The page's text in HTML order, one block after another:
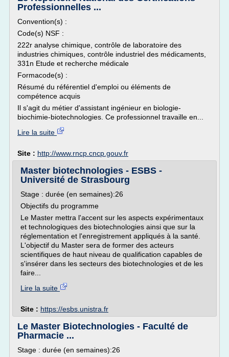
Professionnelles ...
Convention(s) :
Code(s) NSF :
222r analyse chimique, contrôle de laboratoire des
industries chimiques, contrôle industriel des médicaments,
331n Etude et recherche médicale
Formacode(s) :
Résumé du référentiel d'emploi ou éléments de
compétence acquis
Il s'agit du métier d'assistant ingénieur en biologie-
biochimie-biotechnologies. Ce professionnel travaille en...
Lire la suite
Site : http://www.rncp.cncp.gouv.fr
Master biotechnologies - ESBS -
Université de Strasbourg
Stage : durée (en semaines):26
Objectifs du programme
Le Master mettra l'accent sur les aspects expérimentaux
et technologiques des biotechnologies ainsi que sur la
réglementation et l'enregistrement appliqués à la santé.
L'objectif du Master sera de former des acteurs
scientifiques de haut niveau de qualification capables de
s'insérer dans les secteurs des biotechnologies et de les
faire...
Lire la suite
Site : https://esbs.unistra.fr
Le Master Biotechnologies - Faculté de
Pharmacie ...
Stage : durée (en semaines):26